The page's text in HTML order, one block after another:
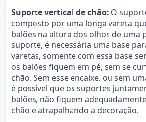
Suporte vertical de chão: O
composto por uma longa vareta
balões na altura dos olhos de uma
suporte, é necessária uma base
varetas, somente com essa base
os balões fiquem em pé, sem se
chão. Sem esse encaixe, ou sem
é possível que os suportes
balões, não fiquem
chão e atrapalhando a decoração.